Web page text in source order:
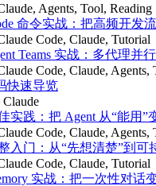
Agents, Tool, Reading
命令实战：把高频开发
Code, Claude, Tutorial
Teams 实战：多代理并
Code, Claude, Agents,
快速导览
实践：把 Agent 从“能用”
Code, Claude, Agents,
入门：从“先想清楚”到可
Code, Claude, Tutorial
实战：把一次性对话